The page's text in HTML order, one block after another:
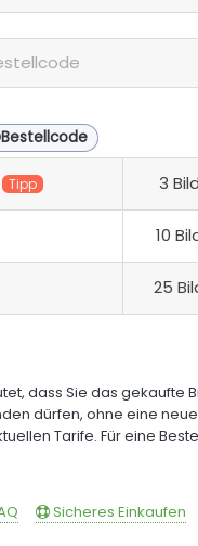
Bestellcode
Tipp 3
10
25
dass Sie das gekaufte
dürfen, ohne eine
Tarife. Für eine
Sicheres Einkaufen